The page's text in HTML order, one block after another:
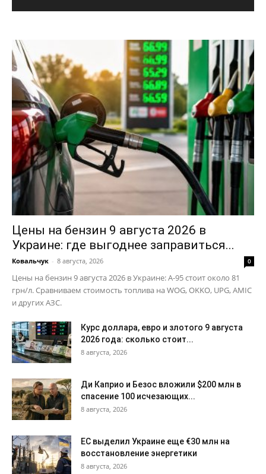
Цены на бензин 9 августа 2026 в
Украине: где выгоднее заправиться...
Ковальчук - 8 августа, 2026 0
Цены на бензин 9 августа 2026 в Украине: А-95 стоит около 81
грн/л. Сравниваем стоимость топлива на WOG, OKKO, UPG, AMIC
и других АЗС.
Курс доллара, евро и злотого 9 августа
2026 года: сколько стоит...
8 августа, 2026
Ди Каприо и Безос вложили $200 млн в
спасение 100 исчезающих...
8 августа, 2026
ЕС выделил Украине еще €30 млн на
восстановление энергетики
8 августа, 2026